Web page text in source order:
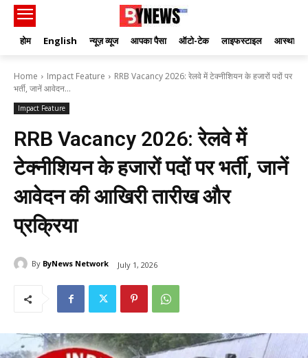
होम English न्यूज़ व्यूज आपका पैसा ऑटो-टेक लाइफस्टाइल आस्था
Home Impact Feature
RRB Vacancy 2026: रेलवे में टेक्नीशियन के हजारों पदों पर
भर्ती, जानें आवेदन...
Impact Feature
RRB Vacancy 2026: रेलवे में
टेक्नीशियन के हजारों पदों पर भर्ती, जानें
आवेदन की आखिरी तारीख और
प्रक्रिया
By ByNews Network July 1, 2026